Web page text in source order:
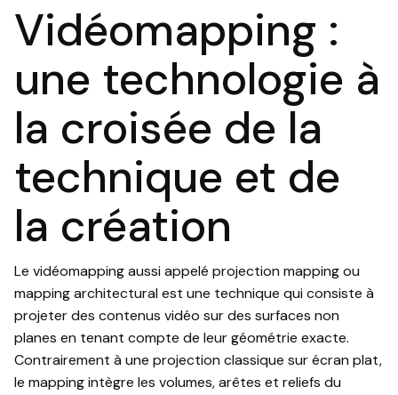
Vidéomapping :
une technologie à
la croisée de la
technique et de
la création
Le vidéomapping aussi appelé projection mapping ou
mapping architectural est une technique qui consiste à
projeter des contenus vidéo sur des surfaces non
planes en tenant compte de leur géométrie exacte.
Contrairement à une projection classique sur écran plat,
le mapping intègre les volumes, arêtes et reliefs du